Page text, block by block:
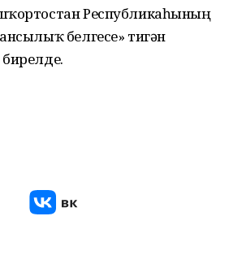
Республикаһының
белгесе» тигән